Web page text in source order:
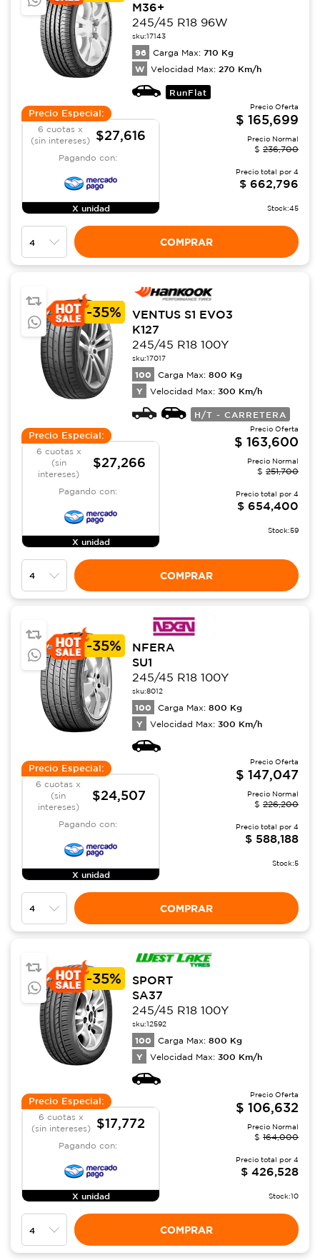
M36+
245/45 R18 96W
sku:17143
96 Carga Max: 710 Kg
W Velocidad Max: 270 Km/h
RunFlat
Precio Especial:
6 cuotas x
(sin intereses)
$27,616
Pagando con:
X unidad
Precio Oferta
$ 165,699
Precio Normal
$ 236,700
Precio total por 4
$ 662,796
Stock:45
COMPRAR
-35%
VENTUS S1 EVO3
K127
245/45 R18 100Y
sku:17017
100 Carga Max: 800 Kg
Y Velocidad Max: 300 Km/h
H/T - CARRETERA
Precio Especial:
6 cuotas x
(sin
intereses)
$27,266
Pagando con:
X unidad
Precio Oferta
$ 163,600
Precio Normal
$ 251,700
Precio total por 4
$ 654,400
Stock:59
COMPRAR
-35%
NFERA
SU1
245/45 R18 100Y
sku:8012
100 Carga Max: 800 Kg
Y Velocidad Max: 300 Km/h
Precio Especial:
6 cuotas x
(sin
intereses)
$24,507
Pagando con:
X unidad
Precio Oferta
$ 147,047
Precio Normal
$ 226,200
Precio total por 4
$ 588,188
Stock:5
COMPRAR
-35%
SPORT
SA37
245/45 R18 100Y
sku:12592
100 Carga Max: 800 Kg
Y Velocidad Max: 300 Km/h
Precio Especial:
6 cuotas x
(sin intereses)
$17,772
Pagando con:
X unidad
Precio Oferta
$ 106,632
Precio Normal
$ 164,000
Precio total por 4
$ 426,528
Stock:10
COMPRAR